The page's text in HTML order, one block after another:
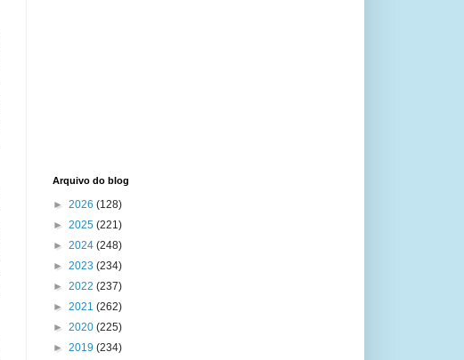
Arquivo do blog
► 2026 (128)
► 2025 (221)
► 2024 (248)
► 2023 (234)
► 2022 (237)
► 2021 (262)
► 2020 (225)
► 2019 (234)